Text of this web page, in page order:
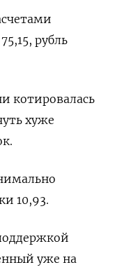
рубль
котировалась
хуже
10,93.
уже на